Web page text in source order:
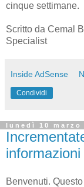
cinque settimane.
Scritto da Cemal
Specialist
Inside AdSense
Condividi
lunedì 10 marzo
Benvenuti.